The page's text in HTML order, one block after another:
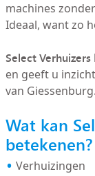
machines
Ideaal, want zo
Select Verhuizers
en geeft u
van Giessenburg.
Wat kan
betekenen?
Verhuizingen